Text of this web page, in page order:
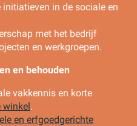
in de sociale en
met het bedrijf
en werkgroepen.
en behouden
vakkennis en korte
winkel.
en erfgoedgerichte